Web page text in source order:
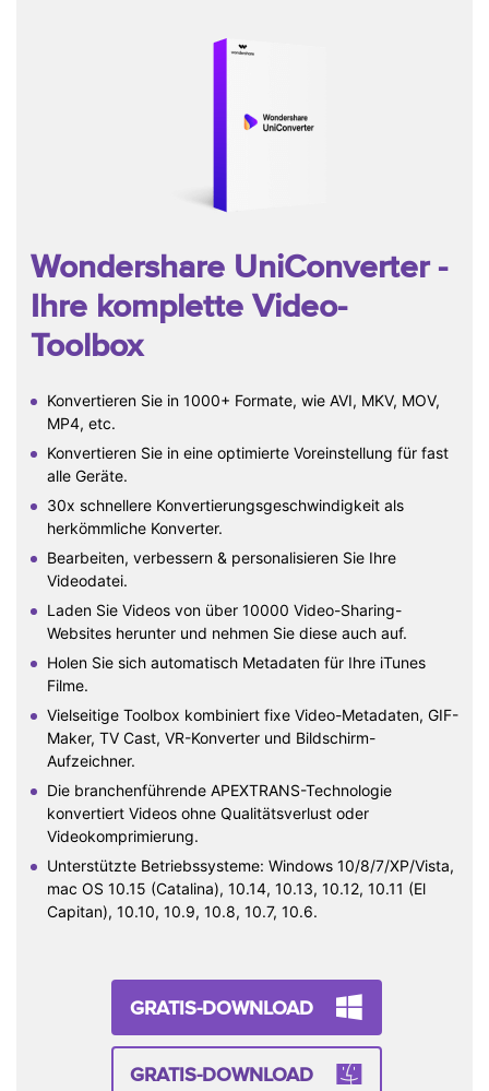
Wondershare UniConverter -
Ihre komplette Video-
Toolbox
Konvertieren Sie in 1000+ Formate, wie AVI, MKV, MOV,
MP4, etc.
Konvertieren Sie in eine optimierte Voreinstellung für fast
alle Geräte.
30x schnellere Konvertierungsgeschwindigkeit als
herkömmliche Konverter.
Bearbeiten, verbessern & personalisieren Sie Ihre
Videodatei.
Laden Sie Videos von über 10000 Video-Sharing-
Websites herunter und nehmen Sie diese auch auf.
Holen Sie sich automatisch Metadaten für Ihre iTunes
Filme.
Vielseitige Toolbox kombiniert fixe Video-Metadaten, GIF-
Maker, TV Cast, VR-Konverter und Bildschirm-
Aufzeichner.
Die branchenführende APEXTRANS-Technologie
konvertiert Videos ohne Qualitätsverlust oder
Videokomprimierung.
Unterstützte Betriebssysteme: Windows 10/8/7/XP/Vista,
mac OS 10.15 (Catalina), 10.14, 10.13, 10.12, 10.11 (El
Capitan), 10.10, 10.9, 10.8, 10.7, 10.6.
GRATIS-DOWNLOAD
GRATIS-DOWNLOAD